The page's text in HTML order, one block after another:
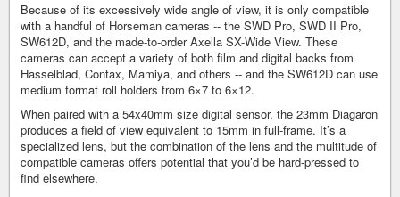
Because of its excessively wide angle of view, it is only compatible
with a handful of Horseman cameras -- the SWD Pro, SWD II Pro,
SW612D, and the made-to-order Axella SX-Wide View. These
cameras can accept a variety of both film and digital backs from
Hasselblad, Contax, Mamiya, and others -- and the SW612D can use
medium format roll holders from 6×7 to 6×12.
When paired with a 54x40mm size digital sensor, the 23mm Diagaron
produces a field of view equivalent to 15mm in full-frame. It’s a
specialized lens, but the combination of the lens and the multitude of
compatible cameras offers potential that you’d be hard-pressed to
find elsewhere.